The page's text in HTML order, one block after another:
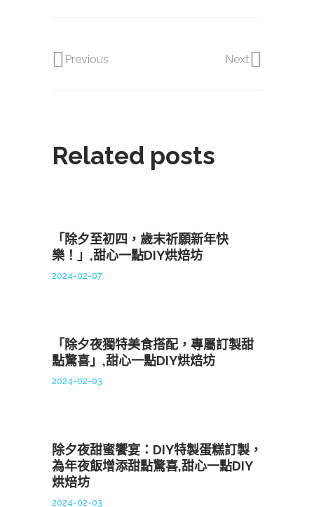
Previous Next
Related posts
「除夕至初四，歲末祈願新年快
樂！」,甜心一點DIY烘焙坊
2024-02-07
「除夕夜獨特美食搭配，專屬訂製甜
點驚喜」,甜心一點DIY烘焙坊
2024-02-03
除夕夜甜蜜饗宴：DIY特製蛋糕訂製，
為年夜飯增添甜點驚喜,甜心一點DIY
烘焙坊
2024-02-03